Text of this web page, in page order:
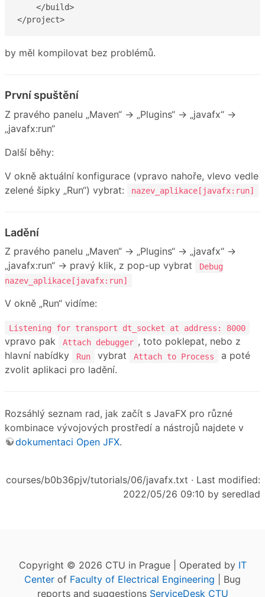
    </build>
</project>
by měl kompilovat bez problémů.
První spuštění
Z pravého panelu „Maven“ → „Plugins“ → „javafx“ →
„javafx:run“
Další běhy:
V okně aktuální konfigurace (vpravo nahoře, vlevo vedle
zelené šipky „Run“) vybrat:
nazev_aplikace[javafx:run]
Ladění
Z pravého panelu „Maven“ → „Plugins“ → „javafx“ →
„javafx:run“ → pravý klik, z pop-up vybrat
Debug
nazev_aplikace[javafx:run]
V okně „Run“ vidíme:
Listening for transport dt_socket at address: 8000
vpravo pak Attach debugger , toto poklepat, nebo z
hlavní nabídky
Run vybrat Attach to Process
a poté
zvolit aplikaci pro ladění.
Rozsáhlý seznam rad, jak začít s JavaFX pro různé
kombinace vývojových prostředí a nástrojů najdete v
dokumentaci Open JFX.
courses/b0b36pjv/tutorials/06/javafx.txt · Last modified:
2022/05/26 09:10 by seredlad
Copyright © 2026 CTU in Prague | Operated by IT
Center of Faculty of Electrical Engineering | Bug
reports and suggestions ServiceDesk CTU